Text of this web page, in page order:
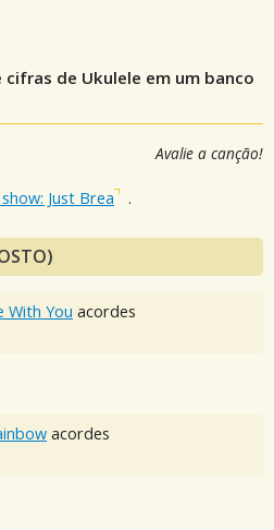
cifras de Ukulele em um banco
Avalie a canção!
Just Brea .
With You acordes
acordes